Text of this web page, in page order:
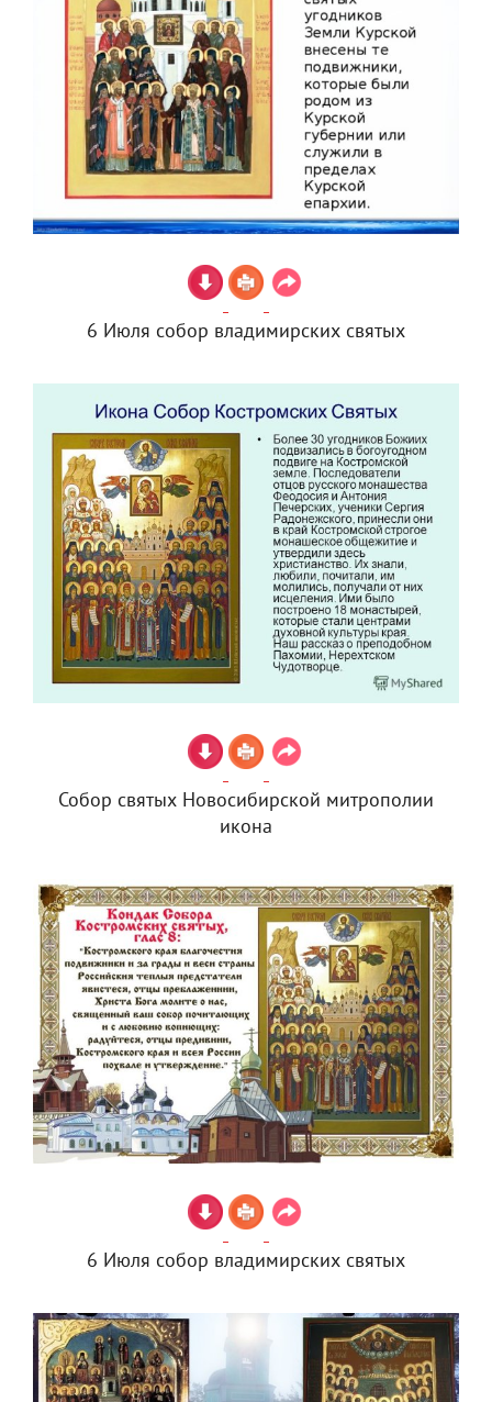
6 Июля собор владимирских святых
Собор святых Новосибирской митрополии
икона
6 Июля собор владимирских святых